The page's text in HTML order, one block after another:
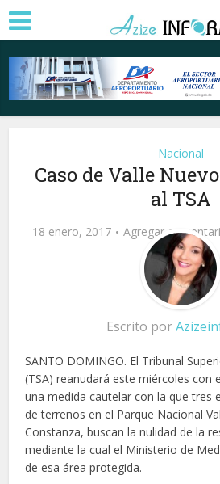
Nacional
Caso de Valle
al TSA
18 enero, 2017 Agregar
Escrito por
SANTO DOMINGO. El Tribunal
(TSA) reanudará este miércoles con
una medida cautelar con la que tres
de terrenos en el Parque Nacional
Constanza, buscan la nulidad de la
mediante la cual el Ministerio de
de esa área protegida.